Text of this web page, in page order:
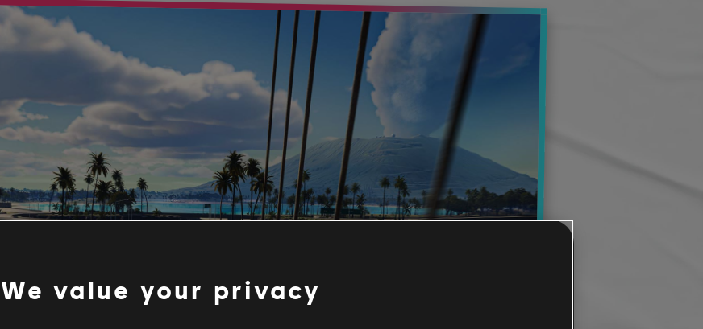
We value your privacy